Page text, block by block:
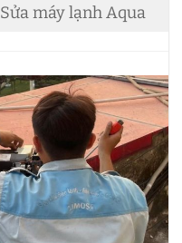
Sửa máy lạnh Aqua